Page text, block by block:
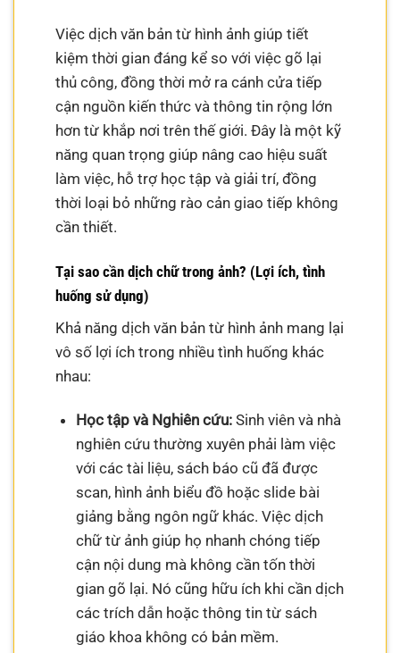
Việc dịch văn bản từ hình ảnh giúp tiết
kiệm thời gian đáng kể so với việc gõ lại
thủ công, đồng thời mở ra cánh cửa tiếp
cận nguồn kiến thức và thông tin rộng lớn
hơn từ khắp nơi trên thế giới. Đây là một kỹ
năng quan trọng giúp nâng cao hiệu suất
làm việc, hỗ trợ học tập và giải trí, đồng
thời loại bỏ những rào cản giao tiếp không
cần thiết.
Tại sao cần dịch chữ trong ảnh? (Lợi ích, tình
huống sử dụng)
Khả năng dịch văn bản từ hình ảnh mang lại
vô số lợi ích trong nhiều tình huống khác
nhau:
Học tập và Nghiên cứu:Sinh viên và nhà
nghiên cứu thường xuyên phải làm việc
với các tài liệu, sách báo cũ đã được
scan, hình ảnh biểu đồ hoặc slide bài
giảng bằng ngôn ngữ khác. Việc dịch
chữ từ ảnh giúp họ nhanh chóng tiếp
cận nội dung mà không cần tốn thời
gian gõ lại. Nó cũng hữu ích khi cần dịch
các trích dẫn hoặc thông tin từ sách
giáo khoa không có bản mềm.